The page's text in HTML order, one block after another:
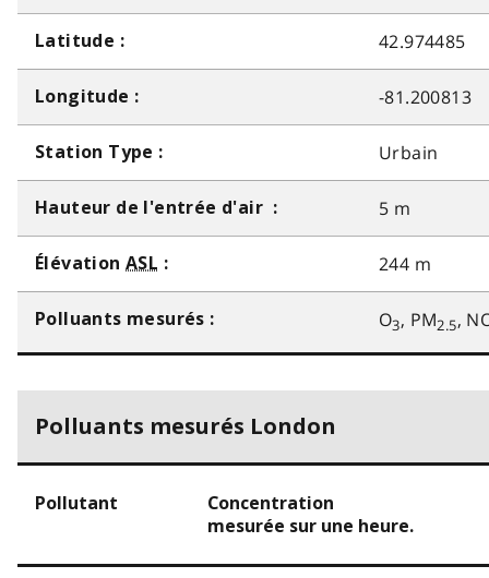
Latitude : 42.974485
Longitude : -81.200813
Station Type : Urbain
Hauteur de l'entrée d'air : 5 m
ÉlévationASL : 244 m
Polluants mesurés : O3, PM2.5,
Polluants mesurés London
Pollutant
Concentration
mesurée sur une heure.